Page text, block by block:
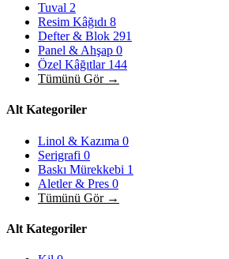
Tuval 2
Resim Kâğıdı 8
Defter & Blok 291
Panel & Ahşap 0
Özel Kâğıtlar 144
Tümünü Gör →
Alt Kategoriler
Linol & Kazıma 0
Serigrafi 0
Baskı Mürekkebi 1
Aletler & Pres 0
Tümünü Gör →
Alt Kategoriler